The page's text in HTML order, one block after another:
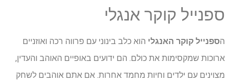
ספנייל קוקר אנגלי
הספנייל קוקר האנגלי הוא כלב בינוני עם פרווה רכה ואוזניים
ארוכות שמקסימות את כולם. הם ידועים באופיים האוהב והעדין,
מצוינים עם ילדים וחיות מחמד אחרות. אם אתם אוהבים לשחק